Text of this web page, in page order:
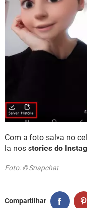
Com a foto salva no
la nos stories do
Foto: © Snapchat
Compartilhar